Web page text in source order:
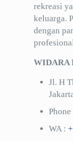
rekreasi
keluarga.
dengan
WIDARA
Jl. H
Phone
WA :